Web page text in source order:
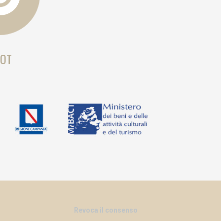
Revoca il consenso